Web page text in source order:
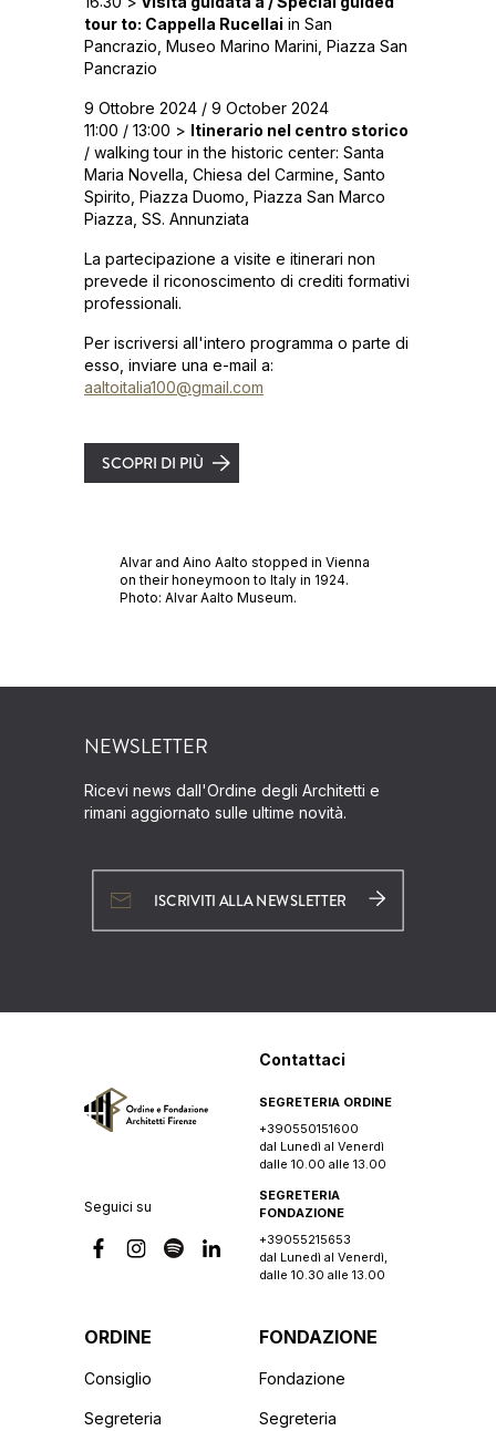
tour to: Cappella Rucellai in San
Pancrazio, Museo Marino Marini, Piazza San
Pancrazio
9 Ottobre 2024 / 9 October 2024
11:00 / 13:00 > Itinerario nel centro storico
/ walking tour in the historic center: Santa
Maria Novella, Chiesa del Carmine, Santo
Spirito, Piazza Duomo, Piazza San Marco
Piazza, SS. Annunziata
La partecipazione a visite e itinerari non
prevede il riconoscimento di crediti formativi
professionali.
Per iscriversi all'intero programma o parte di
esso, inviare una e-mail a:
aaltoitalia100@gmail.com
SCOPRI DI PIÙ
Alvar and Aino Aalto stopped in Vienna
on their honeymoon to Italy in 1924.
Photo: Alvar Aalto Museum.
NEWSLETTER
Ricevi news dall'Ordine degli Architetti e
rimani aggiornato sulle ultime novità.
ISCRIVITI ALLA NEWSLETTER
Seguici su
Contattaci
SEGRETERIA ORDINE
+390550151600
dal Lunedì al Venerdì
dalle 10.00 alle 13.00
SEGRETERIA
FONDAZIONE
+39055215653
dal Lunedì al Venerdì,
dalle 10.30 alle 13.00
ORDINE
Consiglio
Segreteria
FONDAZIONE
Fondazione
Segreteria